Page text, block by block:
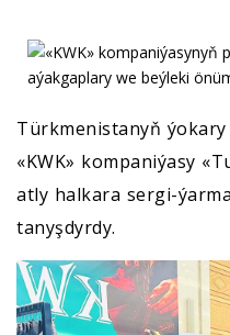
Türkmenistanyň
«KWK» kompaniýasy
atly halkara sergi-
tanyşdyrdy.